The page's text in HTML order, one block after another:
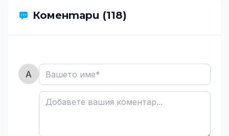
Коментари (118)